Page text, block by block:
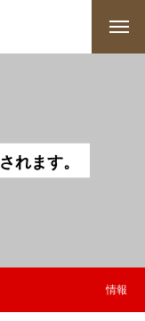
されます。
情報